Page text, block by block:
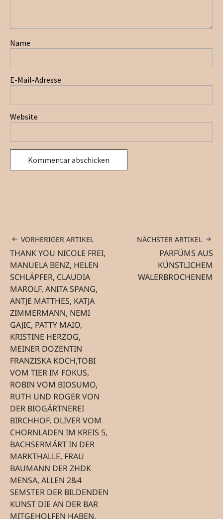
Name
E-Mail-Adresse
Website
VORHERIGER ARTIKEL
THANK YOU NICOLE FREI,
MANUELA BENZ, HELEN
SCHLÄPFER, CLAUDIA
MAROLF, ANITA SPANG,
ANTJE MATTHES, KATJA
ZIMMERMANN, NEMI
GAJIC, PATTY MAIO,
KRISTINE HERZOG,
MEINER DOZENTIN
FRANZISKA KOCH,TOBI
VOM TIER IM FOKUS,
ROBIN VOM BIOSUMO,
RUTH UND ROGER VON
DER BIOGÄRTNEREI
BIRCHHOF, OLIVER VOM
CHORNLADEN IM KREIS 5,
BACHSERMÄRT IN DER
MARKTHALLE, FRAU
BAUMANN DER ZHDK
MENSA, ALLEN 2&4
SEMSTER DER BILDENDEN
KUNST DIE AN DER BAR
MITGEHOLFEN HABEN,
NÄCHSTER ARTIKEL
PARFÜMS AUS
KÜNSTLICHEM
WALERBROCHENEM